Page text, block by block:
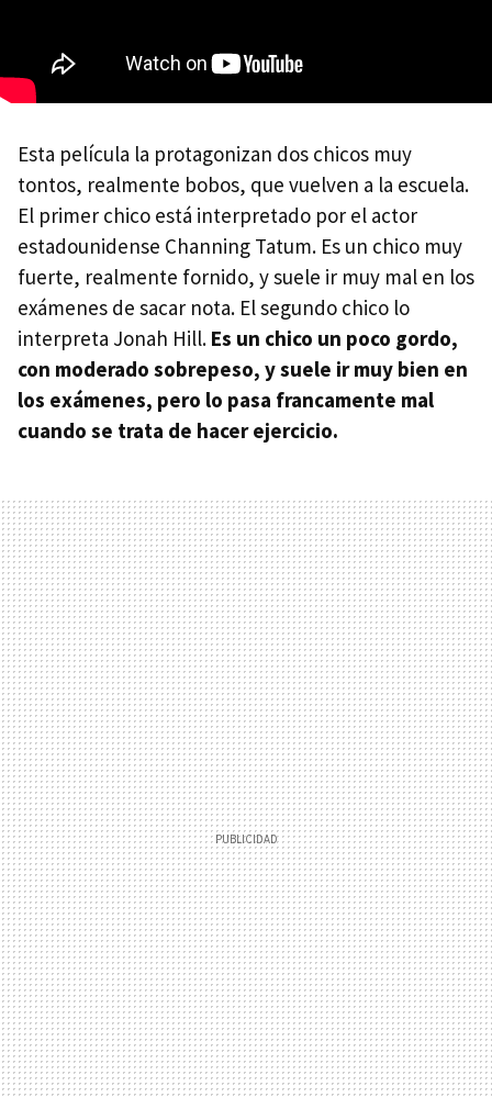
Esta película la protagonizan dos chicos muy
tontos, realmente bobos, que vuelven a la escuela.
El primer chico está interpretado por el actor
estadounidense Channing Tatum. Es un chico muy
fuerte, realmente fornido, y suele ir muy mal en los
exámenes de sacar nota. El segundo chico lo
interpreta Jonah Hill. Es un chico un poco gordo,
con moderado sobrepeso, y suele ir muy bien en
los exámenes, pero lo pasa francamente mal
cuando se trata de hacer ejercicio.